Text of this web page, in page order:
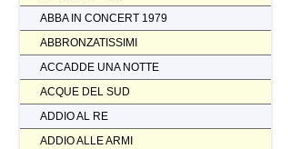
ABBA IN CONCERT 1979
ABBRONZATISSIMI
ACCADDE UNA NOTTE
ACQUE DEL SUD
ADDIO AL RE
ADDIO ALLE ARMI